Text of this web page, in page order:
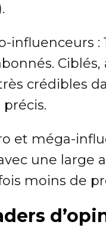
influenceurs :
Ciblés,
crédibles
et méga-
une large
moins de